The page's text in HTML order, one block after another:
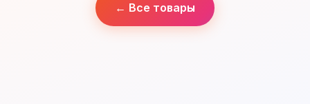
← Все товары